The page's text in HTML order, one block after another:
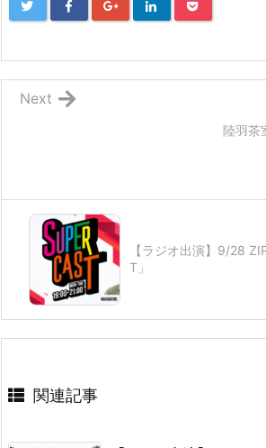
陸羽茶
Next
【ラジオ出演】9/28
T」
関連記事